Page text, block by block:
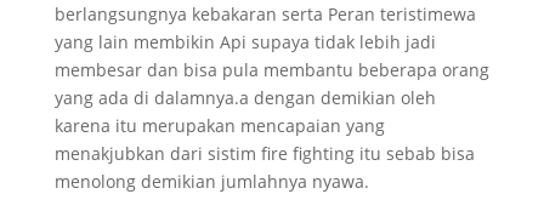
berlangsungnya kebakaran serta Peran teristimewa
yang lain membikin Api supaya tidak lebih jadi
membesar dan bisa pula membantu beberapa orang
yang ada di dalamnya.a dengan demikian oleh
karena itu merupakan mencapaian yang
menakjubkan dari sistim fire fighting itu sebab bisa
menolong demikian jumlahnya nyawa.